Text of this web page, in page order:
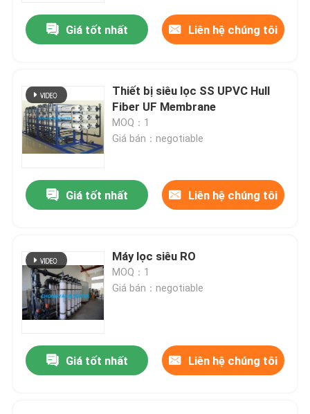
Trang chủ
Giá tốt nhất Liên hệ chúng tôi
Thiết bị siêu lọc SS UPVC Hull
Fiber UF Membrane
MOQ：1
Giá bán：negotiable
Giá tốt nhất Liên hệ chúng tôi
Máy lọc siêu RO
MOQ：1
Giá bán：negotiable
Giá tốt nhất Liên hệ chúng tôi